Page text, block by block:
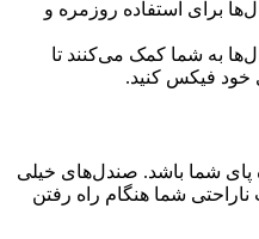
برای استفاده روزمره و
به شما کمک می‌کنند تا
خود فیکس کنید.
پای شما باشد. صندل‌های خیلی
شما هنگام راه رفتن